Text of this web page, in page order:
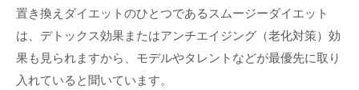
置き換えダイエットのひとつであるスムージーダイエット
は、デトックス効果またはアンチエイジング（老化対策）効
果も見られますから、モデルやタレントなどが最優先に取り
入れていると聞いています。